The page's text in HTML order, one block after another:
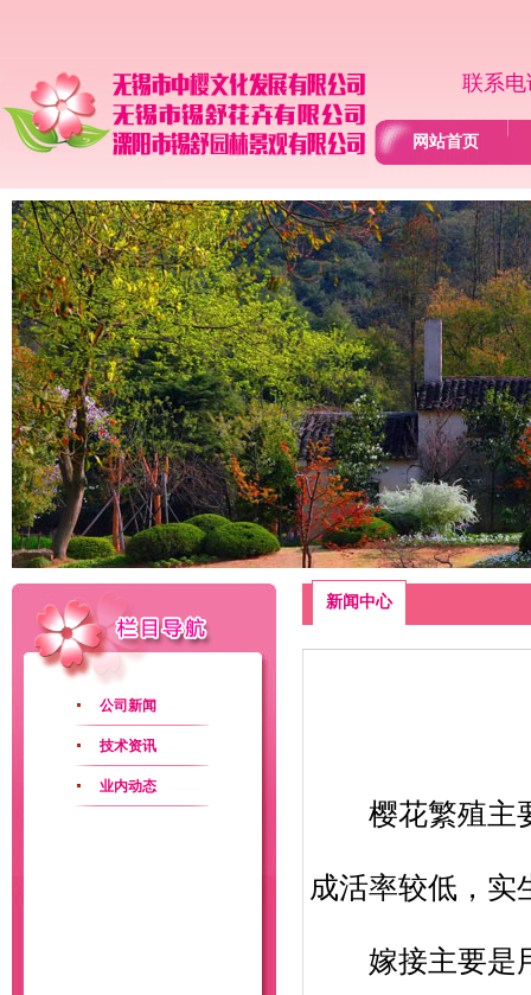
联系电
网站首页
公司新闻
技术资讯
业内动态
新闻中心
樱花繁殖主要
成活率较低，实
嫁接主要是用